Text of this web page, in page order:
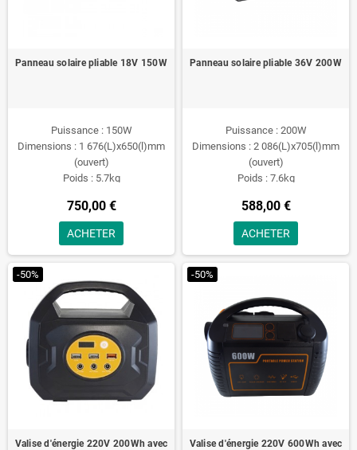
Panneau solaire pliable 18V 150W
Puissance : 150W
Dimensions : 1 676(L)x650(l)mm
(ouvert)
Poids : 5.7kg
750,00 €
ACHETER
Panneau solaire pliable 36V 200W
Puissance : 200W
Dimensions : 2 086(L)x705(l)mm
(ouvert)
Poids : 7.6kg
588,00 €
ACHETER
-50%
Valise d'énergie 220V 200Wh avec
-50%
Valise d'énergie 220V 600Wh avec